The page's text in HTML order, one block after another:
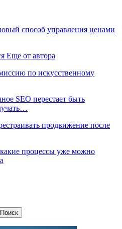
способ управления ценами
Еще от автора
по искусственному
SEO перестает быть
продвижение после
процессы уже можно